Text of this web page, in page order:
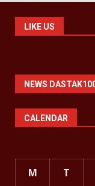
LIKE US
NEWS
CALENDAR
M T